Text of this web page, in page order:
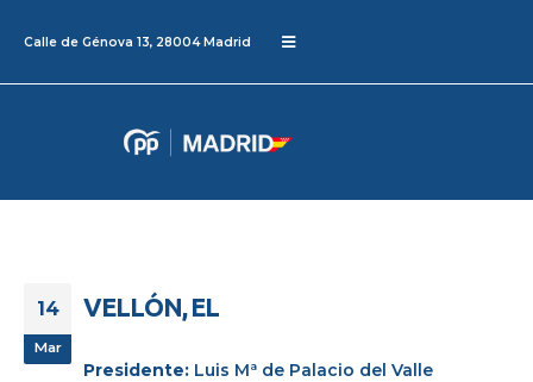
Calle de Génova 13, 28004 Madrid
14
Mar
VELLÓN, EL
Presidente: Luis Mª de Palacio del Valle